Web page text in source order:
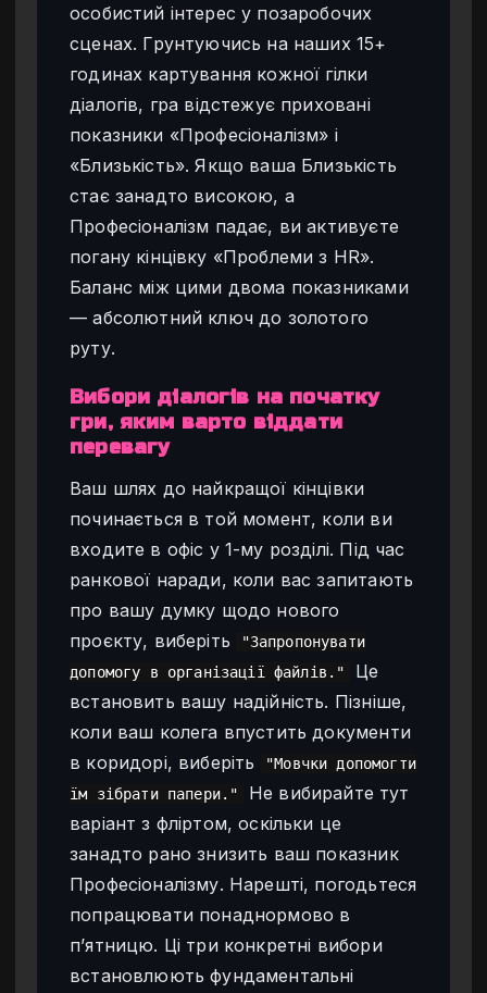
особистий інтерес у позаробочих
сценах. Грунтуючись на наших 15+
годинах картування кожної гілки
діалогів, гра відстежує приховані
показники «Професіоналізм» і
«Близькість». Якщо ваша Близькість
стає занадто високою, а
Професіоналізм падає, ви активуєте
погану кінцівку «Проблеми з HR».
Баланс між цими двома показниками
— абсолютний ключ до золотого
руту.
Вибори діалогів на початку
гри, яким варто віддати
перевагу
Ваш шлях до найкращої кінцівки
починається в той момент, коли ви
входите в офіс у 1-му розділі. Під час
ранкової наради, коли вас запитають
про вашу думку щодо нового
проєкту, виберіть
"Запропонувати
допомогу в організації файлів."
Це
встановить вашу надійність. Пізніше,
коли ваш колега впустить документи
в коридорі, виберіть
"Мовчки допомогти
їм зібрати папери."
Не вибирайте тут
варіант з фліртом, оскільки це
занадто рано знизить ваш показник
Професіоналізму. Нарешті, погодьтеся
попрацювати понаднормово в
п’ятницю. Ці три конкретні вибори
встановлюють фундаментальні